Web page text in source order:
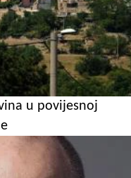
u povijesnoj